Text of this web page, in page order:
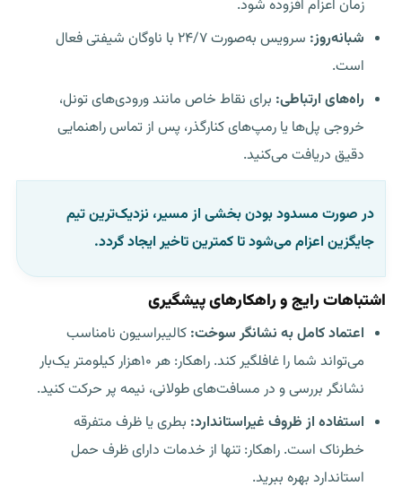
زمان اعزام افزوده شود.
شبانه‌روز:
سرویس به‌صورت ۲۴/۷ با ناوگان شیفتی فعال
است.
راه‌های ارتباطی: برای نقاط خاص مانند ورودی‌های تونل،
خروجی پل‌ها یا رمپ‌های کنارگذر، پس از تماس راهنمایی
دقیق دریافت می‌کنید.
در صورت مسدود بودن بخشی از مسیر، نزدیک‌ترین تیم
جایگزین اعزام می‌شود تا کمترین تاخیر ایجاد گردد.
اشتباهات رایج و راهکارهای پیشگیری
اعتماد کامل به نشانگر سوخت: کالیبراسیون نامناسب
می‌تواند شما را غافلگیر کند. راهکار: هر ۱۰هزار کیلومتر یک‌بار
نشانگر بررسی و در مسافت‌های طولانی، نیمه پر حرکت کنید.
استفاده از ظروف غیراستاندارد: بطری یا ظرف متفرقه
خطرناک است. راهکار: تنها از خدمات دارایظرف حمل
استاندارد بهره ببرید.